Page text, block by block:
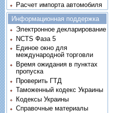
Расчет импорта автомобиля
Информационная поддержка
Электронное декларирование
NCTS Фаза 5
Единое окно для
международной торговли
Время ожидания в пунктах
пропуска
Проверить ГТД
Таможенный кодекс Украины
Кодексы Украины
Справочные материалы